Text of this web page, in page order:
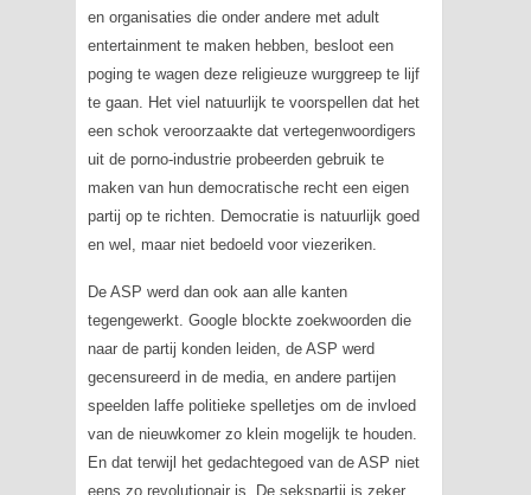
en organisaties die onder andere met adult
entertainmentte maken hebben, besloot een
poging te wagen deze religieuze wurggreep te lijf
te gaan. Het viel natuurlijk te voorspellen dat het
een schok veroorzaakte dat vertegenwoordigers
uit de porno-industrie probeerden gebruik te
maken van hun democratische recht een eigen
partij op te richten. Democratie is natuurlijk goed
en wel, maar niet bedoeld voor viezeriken.
De ASP werd dan ook aan alle kanten
tegengewerkt. Google blockte zoekwoorden die
naar de partij konden leiden, de ASP werd
gecensureerd in de media, en andere partijen
speelden laffe politieke spelletjes om de invloed
van de nieuwkomer zo klein mogelijk te houden.
En dat terwijl het gedachtegoed van de ASP niet
eens zo revolutionair is. De sekspartij is zeker